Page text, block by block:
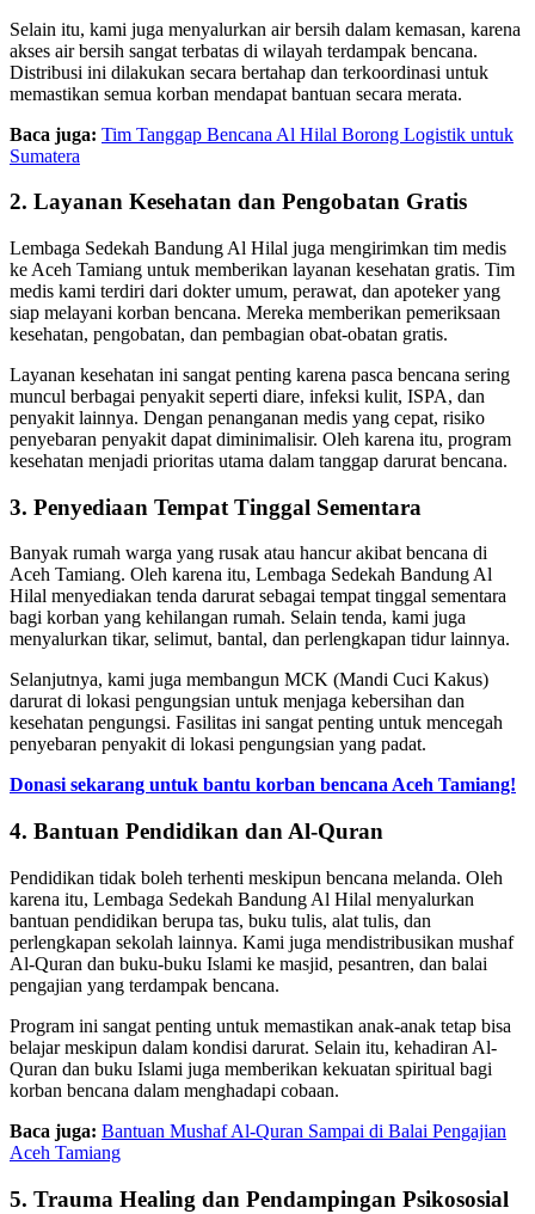
Selain itu, kami juga menyalurkan air bersih dalam kemasan, karena
akses air bersih sangat terbatas di wilayah terdampak bencana.
Distribusi ini dilakukan secara bertahap dan terkoordinasi untuk
memastikan semua korban mendapat bantuan secara merata.
Baca juga: Tim Tanggap Bencana Al Hilal Borong Logistik untuk
Sumatera
2. Layanan Kesehatan dan Pengobatan Gratis
Lembaga Sedekah Bandung Al Hilal juga mengirimkan tim medis
ke Aceh Tamiang untuk memberikan layanan kesehatan gratis. Tim
medis kami terdiri dari dokter umum, perawat, dan apoteker yang
siap melayani korban bencana. Mereka memberikan pemeriksaan
kesehatan, pengobatan, dan pembagian obat-obatan gratis.
Layanan kesehatan ini sangat penting karena pasca bencana sering
muncul berbagai penyakit seperti diare, infeksi kulit, ISPA, dan
penyakit lainnya. Dengan penanganan medis yang cepat, risiko
penyebaran penyakit dapat diminimalisir. Oleh karena itu, program
kesehatan menjadi prioritas utama dalam tanggap darurat bencana.
3. Penyediaan Tempat Tinggal Sementara
Banyak rumah warga yang rusak atau hancur akibat bencana di
Aceh Tamiang. Oleh karena itu, Lembaga Sedekah Bandung Al
Hilal menyediakan tenda darurat sebagai tempat tinggal sementara
bagi korban yang kehilangan rumah. Selain tenda, kami juga
menyalurkan tikar, selimut, bantal, dan perlengkapan tidur lainnya.
Selanjutnya, kami juga membangun MCK (Mandi Cuci Kakus)
darurat di lokasi pengungsian untuk menjaga kebersihan dan
kesehatan pengungsi. Fasilitas ini sangat penting untuk mencegah
penyebaran penyakit di lokasi pengungsian yang padat.
Donasi sekarang untuk bantu korban bencana Aceh Tamiang!
4. Bantuan Pendidikan dan Al-Quran
Pendidikan tidak boleh terhenti meskipun bencana melanda. Oleh
karena itu, Lembaga Sedekah Bandung Al Hilal menyalurkan
bantuan pendidikan berupa tas, buku tulis, alat tulis, dan
perlengkapan sekolah lainnya. Kami juga mendistribusikan mushaf
Al-Quran dan buku-buku Islami ke masjid, pesantren, dan balai
pengajian yang terdampak bencana.
Program ini sangat penting untuk memastikan anak-anak tetap bisa
belajar meskipun dalam kondisi darurat. Selain itu, kehadiran Al-
Quran dan buku Islami juga memberikan kekuatan spiritual bagi
korban bencana dalam menghadapi cobaan.
Baca juga: Bantuan Mushaf Al-Quran Sampai di Balai Pengajian
Aceh Tamiang
5. Trauma Healing dan Pendampingan Psikososial